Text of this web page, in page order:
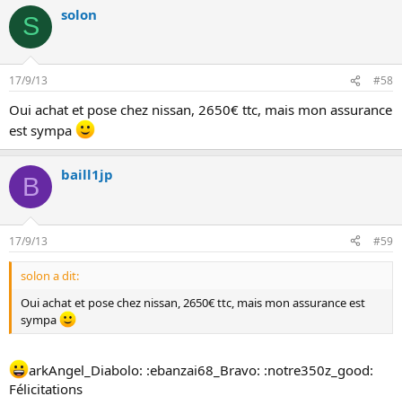
S solon
17/9/13 #58
Oui achat et pose chez nissan, 2650€ ttc, mais mon assurance
est sympa
B baill1jp
17/9/13 #59
solon a dit:
Oui achat et pose chez nissan, 2650€ ttc, mais mon assurance est
sympa
arkAngel_Diabolo: :ebanzai68_Bravo: :notre350z_good:
Félicitations